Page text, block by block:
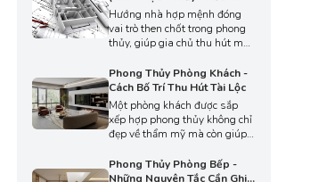
nào hợp làm nhà, tuổi nào
nên tránh để hạn chế rủi ro,
đồng thời lựa chọn thời điểm
phù hợp qua bài viết dưới đây.
Thổ)
Hướng nhà hợp mệnh đóng
vai trò then chốt trong phong
thủy, giúp gia chủ thu hút may
thuận lợi. Ở bài viết này, An
Phát sẽ phân tích chi tiết cách
chọn hướng nhà phù hợp theo
từng mệnh Kim, Mộc, Thủy,
Hỏa, Thổ, giúp bạn đưa ra
quyết định đúng đắn khi xây
dựng hoặc mua nhà.
Phong Thủy Phòng Khách -
Cách Bố Trí Thu Hút Tài Lộc
Một phòng khách được sắp
xếp hợp phong thủy không chỉ
đẹp về thẩm mỹ mà còn giúp
cực. Hãy cùng An Phát khám
phá cách bố trí phòng khách
Phong Thủy Phòng Bếp -
Những Nguyên Tắc Cần Ghi